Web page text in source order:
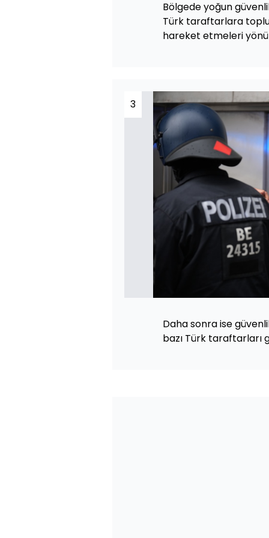
Bölgede yoğun
Türk taraftarlara
hareket etmeleri
3
Daha sonra ise
bazı Türk taraftarları